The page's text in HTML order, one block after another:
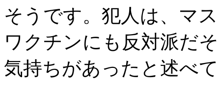
そうです。犯人は、マ
ワクチンにも反対派だ
気持ちがあったと述べ